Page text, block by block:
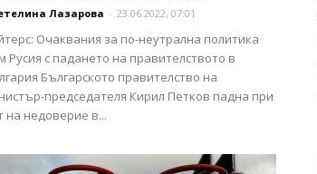
Лазарова - 23.06.2022, 07:01
Очаквания за по-неутрална политика
Русия с падането на правителството в
Българското правителство на
председателя Кирил Петков падна при
на недоверие в...